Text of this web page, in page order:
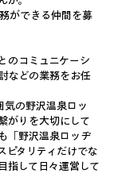
ができる仲間を募
のコミュニケーシ
などの業務をお任
気の野沢温泉ロッ
がりを大切にして
「野沢温泉ロッヂ
ピタリティだけでな
指して日々運営して